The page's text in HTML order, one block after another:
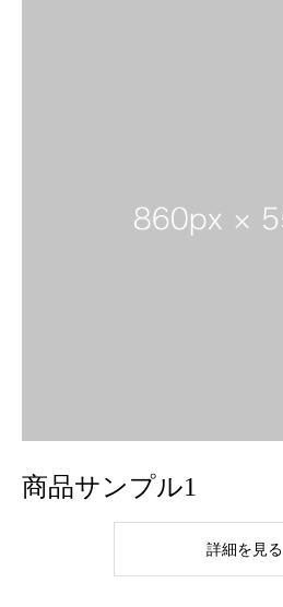
商品サンプル1
詳細を見る